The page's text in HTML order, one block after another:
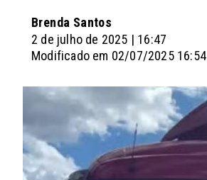
Brenda Santos
2 de julho de 2025 | 16:47
Modificado em 02/07/2025 16:54